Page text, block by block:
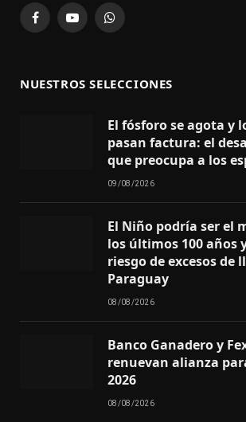
FacebookYouTubeWhatsApp
NUESTROS SELECCIONES
El fósforo se agota y
pasan factura: el
que preocupa a los
09/08/2026
El Niño podría ser el
los últimos 100 años
riesgo de excesos de
Paraguay
08/08/2026
Banco Ganadero y
renuevan alianza
2026
08/08/2026